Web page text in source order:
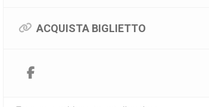
ACQUISTA BIGLIETTO